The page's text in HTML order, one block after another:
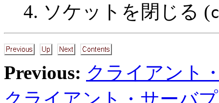
ソケットを閉じる (
Previous: クライアント
クライアント・サーバ